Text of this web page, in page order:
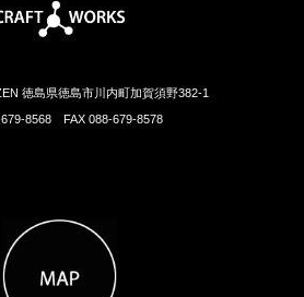
徳島県徳島市川内町加賀須野382-1
8568 FAX 088-679-8578